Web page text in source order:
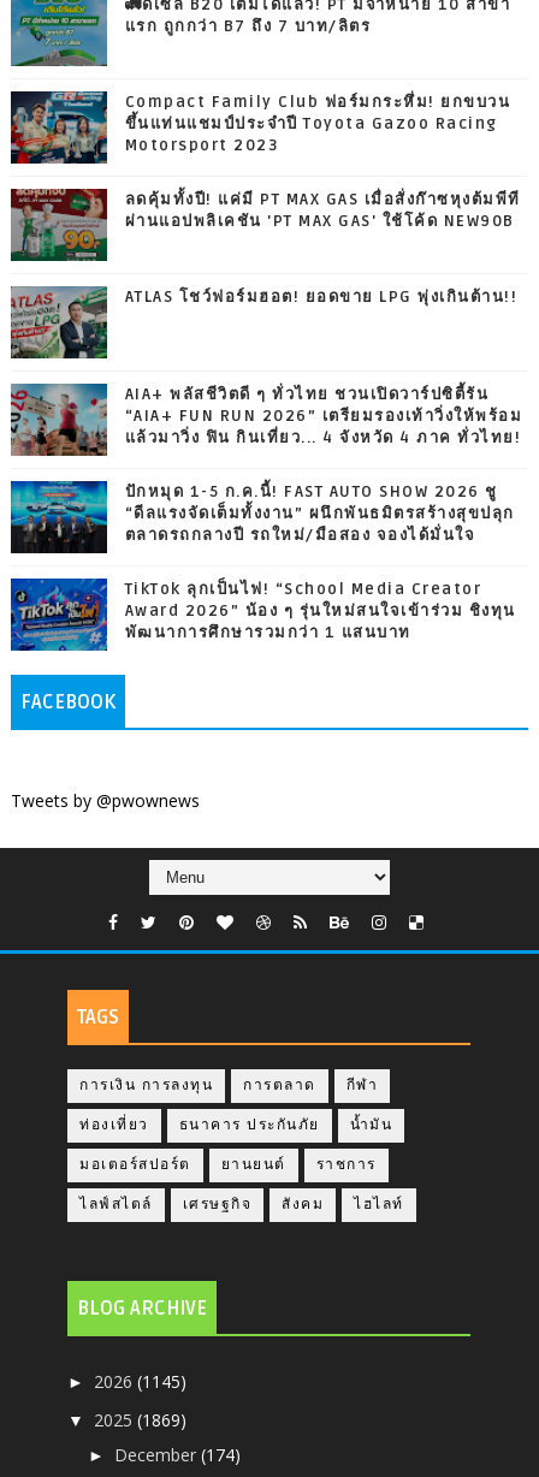
🚛ดีเซล B20 เติมได้แล้ว! PT มีจำหน่าย 10 สาขา
แรก ถูกกว่า B7 ถึง 7 บาท/ลิตร
Compact Family Club ฟอร์มกระหึ่ม! ยกขบวน
ขึ้นแท่นแชมป์ประจำปี Toyota Gazoo Racing
Motorsport 2023
ลดคุ้มทั้งปี! แค่มี PT MAX GAS เมื่อสั่งก๊าซหุงต้มพีที
ผ่านแอปพลิเคชัน 'PT MAX GAS' ใช้โค้ด NEW90B
ATLAS โชว์ฟอร์มฮอต! ยอดขาย LPG พุ่งเกินต้าน!!
AIA+ พลัสชีวิตดี ๆ ทั่วไทย ชวนเปิดวาร์ปซิตี้รัน
“AIA+ FUN RUN 2026” เตรียมรองเท้าวิ่งให้พร้อม
แล้วมาวิ่ง ฟิน กินเที่ยว... 4 จังหวัด 4 ภาค ทั่วไทย!
ปักหมุด 1-5 ก.ค.นี้! FAST AUTO SHOW 2026 ชู
“ดีลแรงจัดเต็มทั้งงาน” ผนึกพันธมิตรสร้างสุขปลุก
ตลาดรถกลางปี รถใหม่/มือสอง จองได้มั่นใจ
TikTok ลุกเป็นไฟ! “School Media Creator
Award 2026” น้อง ๆ รุ่นใหม่สนใจเข้าร่วม ชิงทุน
พัฒนาการศึกษารวมกว่า 1 แสนบาท
FACEBOOK
Tweets by @pwownews
TAGS
การเงิน การลงทุน การตลาด กีฬา
ท่องเที่ยว ธนาคาร ประกันภัย น้ำมัน
มอเตอร์สปอร์ต ยานยนต์ ราชการ
ไลฟ์สไตล์ เศรษฐกิจ สังคม ไฮไลท์
BLOG ARCHIVE
► 2026(1145)
▼ 2025(1869)
► December(174)